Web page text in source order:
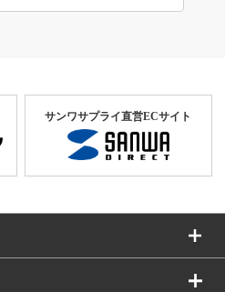
サンワサプライ直営ECサイト